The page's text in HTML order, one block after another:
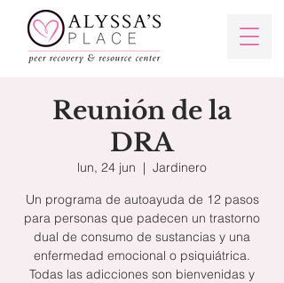
Reunión de la
DRA
lun, 24 jun
  |
Jardinero
Un programa de autoayuda de 12 pasos
para personas que padecen un trastorno
dual de consumo de sustancias y una
enfermedad emocional o psiquiátrica.
Todas las adicciones son bienvenidas y